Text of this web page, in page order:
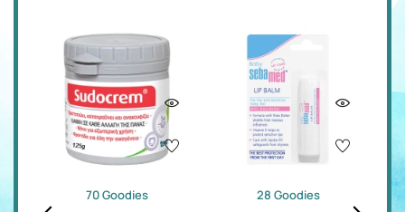
70 Goodies
28 Goodies